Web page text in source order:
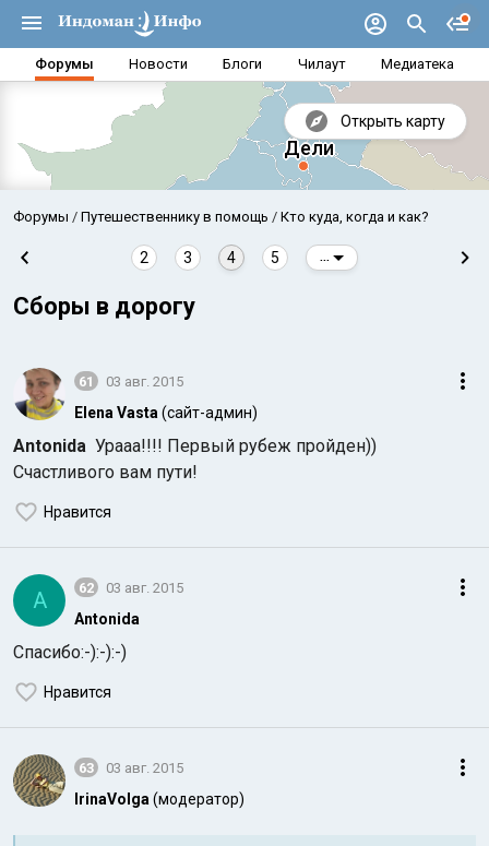
Форумы Новости Блоги Чилаут Медиатека
Открыть карту
Аравийское море
Форумы Путешественнику в помощь Кто куда, когда и как?
2 3 4 5
Сборы в дорогу
61 03 авг. 2015
Elena Vasta (сайт-админ)
Antonida Урааа!!!! Первый рубеж пройден))
Счастливого вам пути!
Нравится
A 62 03 авг. 2015
Antonida
Спасибо:-):-):-)
Нравится
63 03 авг. 2015
IrinaVolga (модератор)